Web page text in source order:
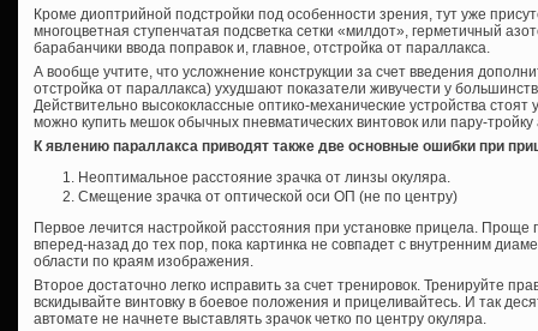
Кроме диоптрийной подстройки под особенности зрения, тут уже
многоцветная ступенчатая подсветка сетки «милдот», герметичный
барабанчики ввода поправок и, главное, отстройка от параллакса.
А вообще учтите, что усложнение конструкции за счет введения
отстройка от параллакса) ухудшают показатели живучести у
Действительно высококлассные оптико-механические устройства стоят
можно купить мешок обычных пневматических винтовок или пару-тройку
К явлению параллакса приводят также две основные ошибки при
Неоптимальное расстояние зрачка от линзы окуляра.
Смещение зрачка от оптической оси ОП (не по центру)
Первое лечится настройкой расстояния при установке прицела.
вперед-назад до тех пор, пока картинка не совпадет с внутренним
области по краям изображения.
Второе достаточно легко исправить за счет тренировок. Тренируйте
вскидывайте винтовку в боевое положения и прицеливайтесь. И так
автомате не начнете выставлять зрачок четко по центру окуляра.